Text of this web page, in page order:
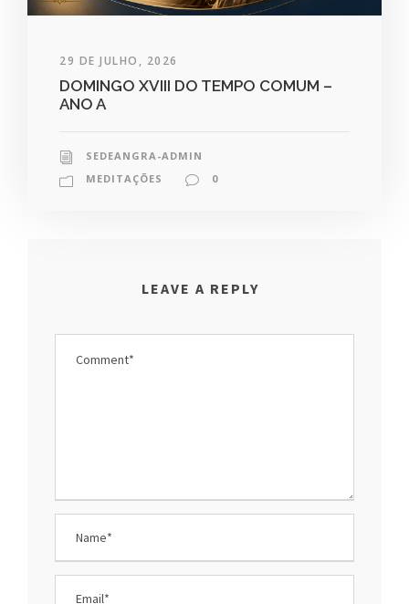
29 DE JULHO, 2026
DOMINGO XVIII DO TEMPO COMUM –
ANO A
SEDEANGRA-ADMIN
MEDITAÇÕES
0
LEAVE A REPLY